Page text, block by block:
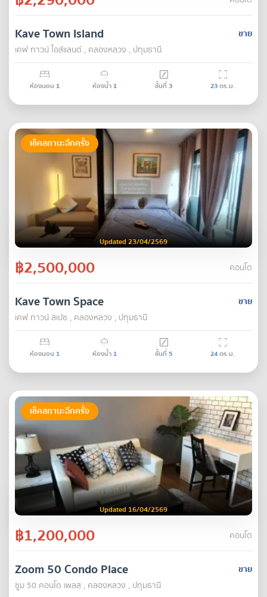
ขาย
Kave Town Island
เคฟ ทาวน์ ไอส์แลนด์ , คลองหลวง , ปทุมธานี
ห้องนอน 1 ห้องน้ำ 1 ชั้นที่3 23ตร.ม.
เช็คสถานะอีกครั้ง
Updated 23/04/2569
฿2,500,000 คอนโด
ขาย
Kave Town Space
เคฟ ทาวน์ สเปซ , คลองหลวง , ปทุมธานี
ห้องนอน 1 ห้องน้ำ 1 ชั้นที่5 24ตร.ม.
เช็คสถานะอีกครั้ง
Updated 16/04/2569
฿1,200,000 คอนโด
ขาย
Zoom 50 Condo Place
ซูม 50 คอนโด เพลส , คลองหลวง , ปทุมธานี